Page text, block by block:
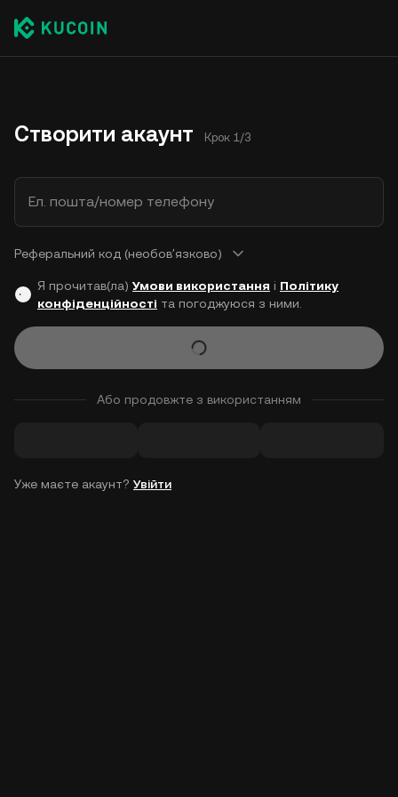
Створити акаунт Крок 1/3
Ел. пошта/номер телефону
Реферальний код (необовʼязково)
Я прочитав(ла) Умови використання і Політику
конфіденційності та погоджуюся з ними.
Або продовжте з використанням
Уже маєте акаунт? Увійти